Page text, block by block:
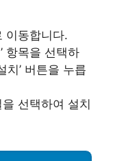
이동합니다.
항목을 선택하
치’ 버튼을 누릅
선택하여 설치